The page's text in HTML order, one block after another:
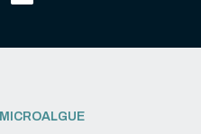
MICROALGUE